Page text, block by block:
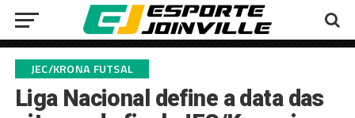
JEC/KRONA FUTSAL
Liga Nacional define a data das